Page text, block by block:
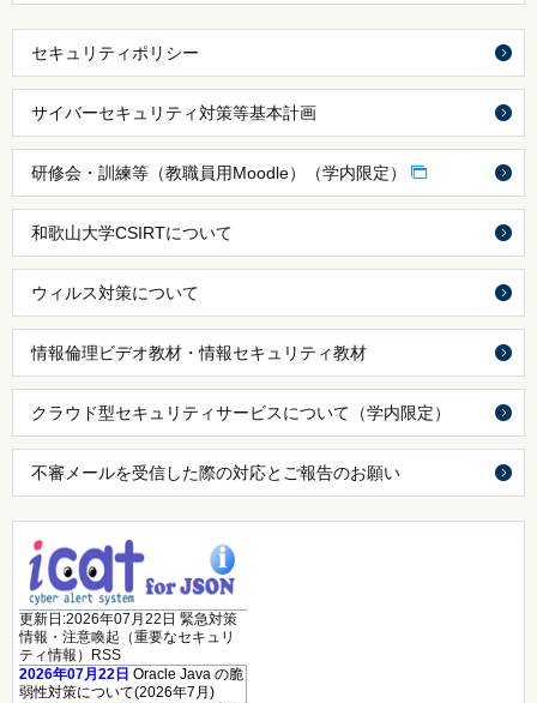
セキュリティポリシー
サイバーセキュリティ対策等基本計画
研修会・訓練等（教職員用Moodle）（学内限定）
和歌山大学CSIRTについて
ウィルス対策について
情報倫理ビデオ教材・情報セキュリティ教材
クラウド型セキュリティサービスについて（学内限定）
不審メールを受信した際の対応とご報告のお願い
更新日:2026年07月22日 緊急対策
情報・注意喚起（重要なセキュリ
ティ情報）RSS
2026年07月22日 Oracle Java の脆
弱性対策について(2026年7月)